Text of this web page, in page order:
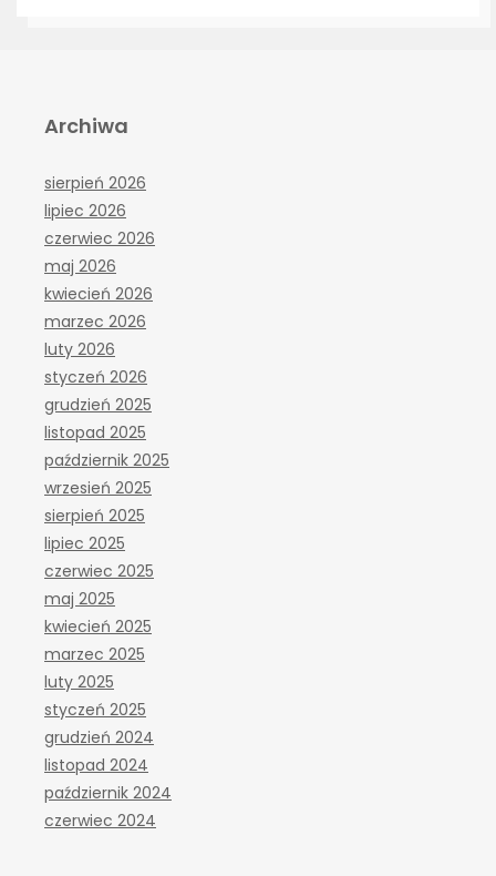
Archiwa
sierpień 2026
lipiec 2026
czerwiec 2026
maj 2026
kwiecień 2026
marzec 2026
luty 2026
styczeń 2026
grudzień 2025
listopad 2025
październik 2025
wrzesień 2025
sierpień 2025
lipiec 2025
czerwiec 2025
maj 2025
kwiecień 2025
marzec 2025
luty 2025
styczeń 2025
grudzień 2024
listopad 2024
październik 2024
czerwiec 2024